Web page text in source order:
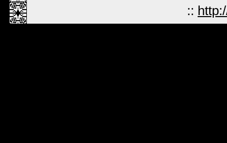
::